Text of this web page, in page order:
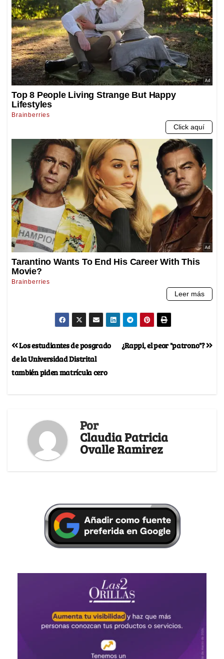
¿Rappi, el peor "patrono"?
Los estudiantes de posgrado
de la Universidad Distrital
también piden matrícula cero
Por
Claudia Patricia
Ovalle Ramirez